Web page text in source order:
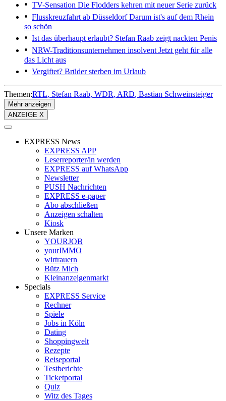
TV-Sensation Die Flodders kehren mit neuer Serie zurück
Flusskreuzfahrt ab DüsseldorfDarum ist's auf dem Rhein
so schön
Ist das überhaupt erlaubt? Stefan Raab zeigt nackten Penis
NRW-Traditionsunternehmen insolvent Jetzt geht für alle
das Licht aus
Vergiftet? Brüder sterben im Urlaub
Themen:RTL Stefan Raab WDR ARD Bastian Schweinsteiger
Mehr anzeigen
ANZEIGE X
EXPRESS News
EXPRESS APP
Leserreporter/in werden
EXPRESS auf WhatsApp
Newsletter
PUSH Nachrichten
EXPRESS e-paper
Abo abschließen
Anzeigen schalten
Kiosk
Unsere Marken
YOURJOB
yourIMMO
wirtrauern
Bütz Mich
Kleinanzeigenmarkt
Specials
EXPRESS Service
Rechner
Spiele
Jobs in Köln
Dating
Shoppingwelt
Rezepte
Reiseportal
Testberichte
Ticketportal
Quiz
Witz des Tages